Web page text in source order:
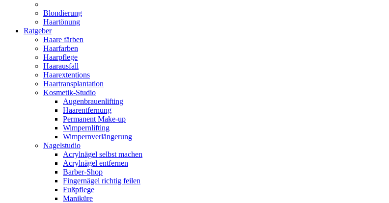
Blondierung
Haartönung
Ratgeber
Haare färben
Haarfarben
Haarpflege
Haarausfall
Haarextentions
Haartransplantation
Kosmetik-Studio
Augenbrauenlifting
Haarentfernung
Permanent Make-up
Wimpernlifting
Wimpernverlängerung
Nagelstudio
Acrylnägel selbst machen
Acrylnägel entfernen
Barber-Shop
Fingernägel richtig feilen
Fußpflege
Maniküre